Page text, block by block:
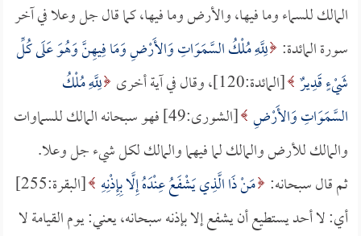
المالك للسماء وما فيها، والأرض وما فيها، كما قال جل وعلا في آخر
سورة المائدة: لِلَّهِ مُلْكُ السَّمَوَاتِ وَالأَرْضِ وَمَا فِيهِنَّ وَهُوَ عَلَى كُلِّ
شَيْءٍ قَدِيرٌ [المائدة:120]، وقال في آية أخرى
لِلَّهِ مُلْكُ
السَّمَوَاتِ وَالأَرْضِ
[الشورى:49] فهو سبحانه المالك للسماوات
والمالك للأرض والمالك لما فيهما والمالك لكل شيء جل وعلا.
ثم قال سبحانه: مَنْ ذَا الَّذِي يَشْفَعُ عِنْدَهُ إِلَّا بِإِذْنِهِ
[البقرة:255]
أي: لا أحد يستطيع أن يشفع إلا بإذنه سبحانه، يعني: يوم القيامة لا